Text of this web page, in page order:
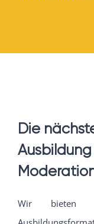
Die
Wir bieten